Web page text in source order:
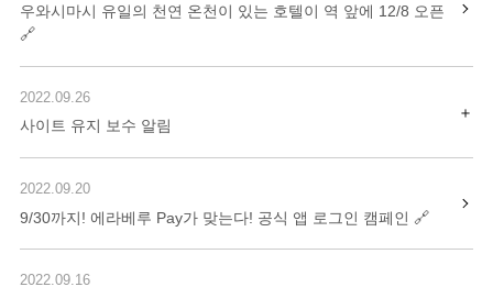
우와시마시 유일의 천연 온천이 있는 호텔이 역 앞에 12/8 오픈
2022.09.26
사이트 유지 보수 알림
2022.09.20
9/30까지! 에라베루 Pay가 맞는다! 공식 앱 로그인 캠페인
2022.09.16